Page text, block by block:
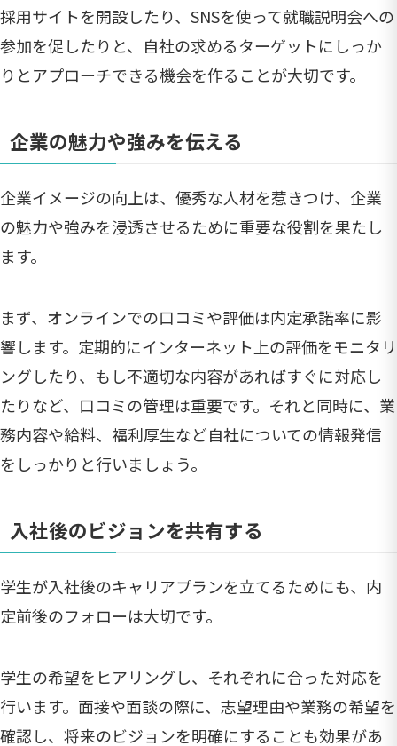
採用サイトを開設したり、SNSを使って就職説明会への
参加を促したりと、自社の求めるターゲットにしっか
りとアプローチできる機会を作ることが大切です。
企業の魅力や強みを伝える
企業イメージの向上は、優秀な人材を惹きつけ、企業
の魅力や強みを浸透させるために重要な役割を果たし
ます。
まず、オンラインでの口コミや評価は内定承諾率に影
響します。定期的にインターネット上の評価をモニタリ
ングしたり、もし不適切な内容があればすぐに対応し
たりなど、口コミの管理は重要です。それと同時に、業
務内容や給料、福利厚生など自社についての情報発信
をしっかりと行いましょう。
入社後のビジョンを共有する
学生が入社後のキャリアプランを立てるためにも、内
定前後のフォローは大切です。
学生の希望をヒアリングし、それぞれに合った対応を
行います。面接や面談の際に、志望理由や業務の希望を
確認し、将来のビジョンを明確にすることも効果があ